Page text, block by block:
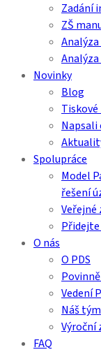
Zadání
ZŠ
Novinky
Blog
Napsali
Spolupráce
Model
řešení
Veřejné
Přidejte
O nás
O PDS
Vedení
Náš tým
Výroční
FAQ